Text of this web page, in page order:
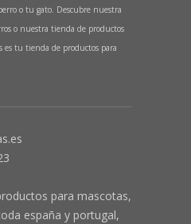
o tu gato. Descubre nuestra
o nuestra tienda de productos
es tu tienda de productos para
para mascotas,
españa y portugal,